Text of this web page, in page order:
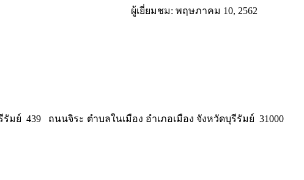
ผู้เยี่ยมชม: พฤษภาคม 10, 2562
ย์ 439 ถนนจิระ ตำบลในเมือง อำเภอเมือง จังหวัดบุรีรัมย์ 31000